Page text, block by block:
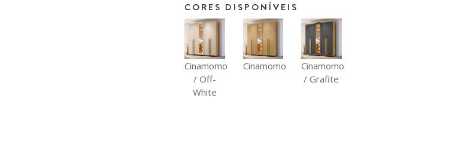
CORES DISPONÍVEIS
Cinamomo
/ Off-
White
Cinamomo
Cinamomo
/ Grafite